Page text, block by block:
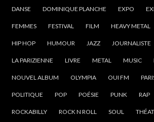
DANSE DOMINIQUE PLANCHE EXPO
FEMMES FESTIVAL FILM HEAVY METAL
HIP HOP HUMOUR JAZZ JOURNALISTE
LA PARIZIENNE LIVRE METAL MUSIC
NOUVEL ALBUM OLYMPIA OUI FM
POLITIQUE POP POÉSIE PUNK RAP
ROCKABILLY ROCK N ROLL SOUL